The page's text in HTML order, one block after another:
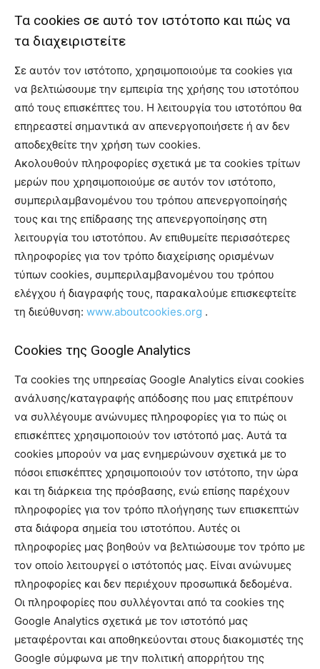
Τα cookies σε αυτό τον ιστότοπο και πώς να
τα διαχειριστείτε
Σε αυτόν τον ιστότοπο, χρησιμοποιούμε τα cookies για
να βελτιώσουμε την εμπειρία της χρήσης του ιστοτόπου
από τους επισκέπτες του. Η λειτουργία του ιστοτόπου θα
επηρεαστεί σημαντικά αν απενεργοποιήσετε ή αν δεν
αποδεχθείτε την χρήση των cookies.
Ακολουθούν πληροφορίες σχετικά με τα cookies τρίτων
μερών που χρησιμοποιούμε σε αυτόν τον ιστότοπο,
συμπεριλαμβανομένου του τρόπου απενεργοποίησής
τους και της επίδρασης της απενεργοποίησης στη
λειτουργία του ιστοτόπου. Αν επιθυμείτε περισσότερες
πληροφορίες για τον τρόπο διαχείρισης ορισμένων
τύπων cookies, συμπεριλαμβανομένου του τρόπου
ελέγχου ή διαγραφής τους, παρακαλούμε επισκεφτείτε
τη διεύθυνση: www.aboutcookies.org .
Cookies της Google Analytics
Τα cookies της υπηρεσίας Google Analytics είναι cookies
ανάλυσης/καταγραφής απόδοσης που μας επιτρέπουν
να συλλέγουμε ανώνυμες πληροφορίες για το πώς οι
επισκέπτες χρησιμοποιούν τον ιστότοπό μας. Αυτά τα
cookies μπορούν να μας ενημερώνουν σχετικά με το
πόσοι επισκέπτες χρησιμοποιούν τον ιστότοπο, την ώρα
και τη διάρκεια της πρόσβασης, ενώ επίσης παρέχουν
πληροφορίες για τον τρόπο πλοήγησης των επισκεπτών
στα διάφορα σημεία του ιστοτόπου. Αυτές οι
πληροφορίες μας βοηθούν να βελτιώσουμε τον τρόπο με
τον οποίο λειτουργεί ο ιστότοπός μας. Είναι ανώνυμες
πληροφορίες και δεν περιέχουν προσωπικά δεδομένα.
Οι πληροφορίες που συλλέγονται από τα cookies της
Google Analytics σχετικά με τον ιστοτόπό μας
μεταφέρονται και αποθηκεύονται στους διακομιστές της
Google σύμφωνα με την πολιτική απορρήτου της